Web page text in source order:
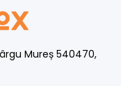
Mureș 540470,